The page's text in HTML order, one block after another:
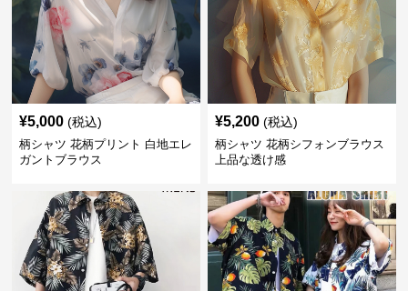
¥5,000 (税込)
柄シャツ 花柄プリント 白地エレ
ガントブラウス
¥5,200 (税込)
柄シャツ 花柄シフォンブラウス
上品な透け感